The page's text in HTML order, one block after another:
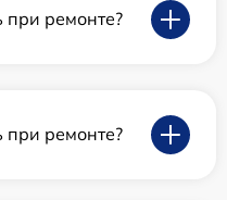
при ремонте?
при ремонте?